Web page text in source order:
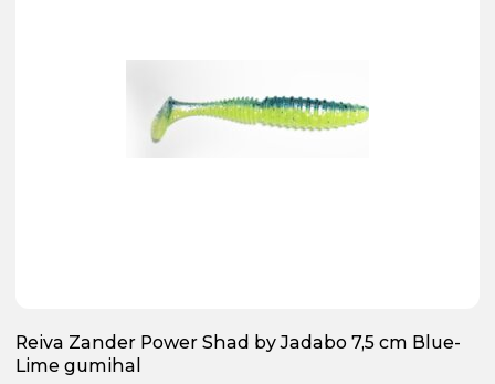
Reiva Zander Power Shad by Jadabo 7,5 cm Blue-
Lime gumihal